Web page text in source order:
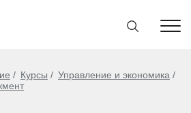
Курсы
Управление и экономика